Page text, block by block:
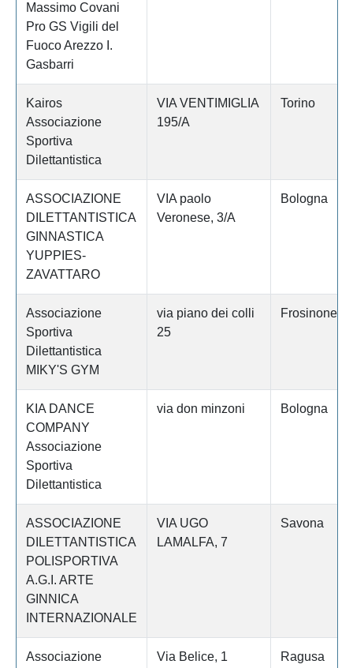
Massimo Covani
Pro GS Vigili del
Fuoco Arezzo I.
Gasbarri
Kairos
Associazione
Sportiva
Dilettantistica
VIA VENTIMIGLIA
195/A
Torino
ASSOCIAZIONE
DILETTANTISTICA
GINNASTICA
YUPPIES-
ZAVATTARO
VIA paolo
Veronese, 3/A
Bologna
Associazione
Sportiva
Dilettantistica
MIKY'S GYM
via piano dei colli
25
Frosinone
KIA DANCE
COMPANY
Associazione
Sportiva
Dilettantistica
via don minzoni Bologna
ASSOCIAZIONE
DILETTANTISTICA
POLISPORTIVA
A.G.I. ARTE
GINNICA
INTERNAZIONALE
VIA UGO
LAMALFA, 7
Savona
Associazione
Via Belice, 1 Ragusa